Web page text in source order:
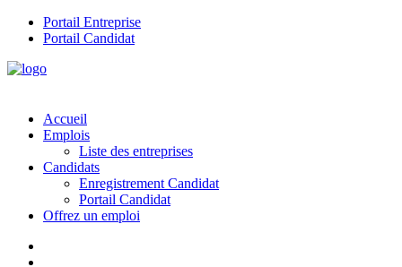
Portail Entreprise
Portail Candidat
Accueil
Emplois
Liste des entreprises
Candidats
Enregistrement Candidat
Portail Candidat
Offrez un emploi